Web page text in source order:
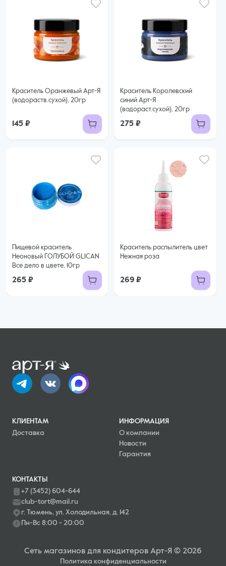
Краситель Оранжевый Арт-Я
(водораств.сухой), 20гр
145 ₽
Краситель Королевский
синий Арт-Я
(водораст.сухой), 20гр
275 ₽
Пищевой краситель
Неоновый ГОЛУБОЙ GLICAN
Все дело в цвете, 10гр
265 ₽
Краситель распылитель цвет
Нежная роза
269 ₽
КЛИЕНТАМ
Доставка
ИНФОРМАЦИЯ
О компании
Новости
Гарантия
КОНТАКТЫ
+7 (3452) 604-644
club-tort@mail.ru
г. Тюмень, ул. Холодильная, д. 142
Пн-Вс 8:00 - 20:00
Сеть магазинов для кондитеров Арт-Я © 2026
Политика конфиденциальности